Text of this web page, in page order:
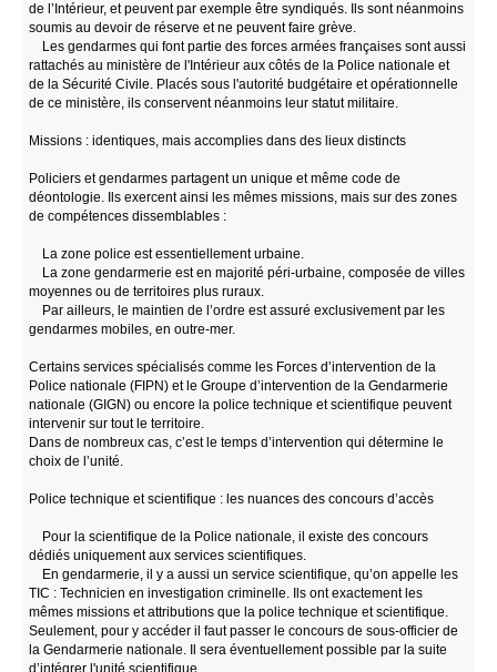
de l’Intérieur, et peuvent par exemple être syndiqués. Ils sont néanmoins
soumis au devoir de réserve et ne peuvent faire grève.
Les gendarmes qui font partie des forces armées françaises sont aussi
rattachés au ministère de l'Intérieur aux côtés de la Police nationale et
de la Sécurité Civile. Placés sous l'autorité budgétaire et opérationnelle
de ce ministère, ils conservent néanmoins leur statut militaire.
Missions : identiques, mais accomplies dans des lieux distincts
Policiers et gendarmes partagent un unique et même code de
déontologie. Ils exercent ainsi les mêmes missions, mais sur des zones
de compétences dissemblables :
La zone police est essentiellement urbaine.
La zone gendarmerie est en majorité péri-urbaine, composée de villes
moyennes ou de territoires plus ruraux.
Par ailleurs, le maintien de l’ordre est assuré exclusivement par les
gendarmes mobiles, en outre-mer.
Certains services spécialisés comme les Forces d’intervention de la
Police nationale (FIPN) et le Groupe d’intervention de la Gendarmerie
nationale (GIGN) ou encore la police technique et scientifique peuvent
intervenir sur tout le territoire.
Dans de nombreux cas, c’est le temps d’intervention qui détermine le
choix de l’unité.
Police technique et scientifique : les nuances des concours d’accès
Pour la scientifique de la Police nationale, il existe des concours
dédiés uniquement aux services scientifiques.
En gendarmerie, il y a aussi un service scientifique, qu’on appelle les
TIC : Technicien en investigation criminelle. Ils ont exactement les
mêmes missions et attributions que la police technique et scientifique.
Seulement, pour y accéder il faut passer le concours de sous-officier de
la Gendarmerie nationale. Il sera éventuellement possible par la suite